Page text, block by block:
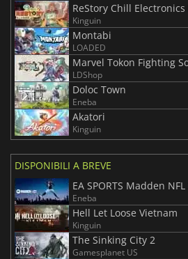
ReStory Chill Electronics
Kinguin
Montabi
LOADED
Marvel Tokon Fighting
LDShop
Doloc Town
Eneba
Akatori
Kinguin
DISPONIBILI A BREVE
EA SPORTS Madden
Eneba
Hell Let Loose Vietnam
Kinguin
The Sinking City 2
Gamesplanet US